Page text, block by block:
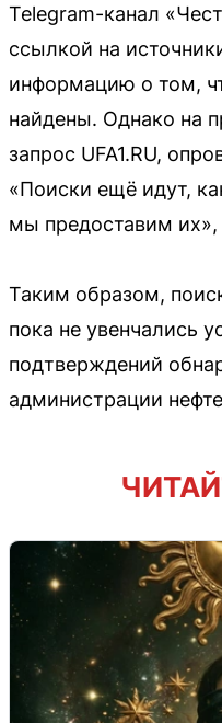
Telegram-канал
ссылкой на
информацию о том,
найдены. Однако на
запрос UFA1.RU,
«Поиски ещё идут,
мы предоставим
Таким образом,
пока не увенчались
подтверждений
администрации